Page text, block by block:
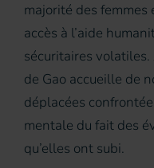
majorité des
accès à l’aide
sécuritaires
de Gao accueille de
déplacées
mentale du fait des
qu’elles ont subi.